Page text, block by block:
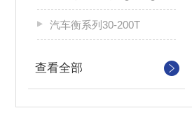
汽车衡系列30-200T
查看全部